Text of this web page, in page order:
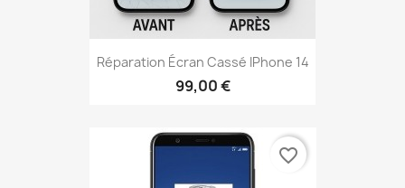
Réparation Écran Cassé IPhone 14
99,00 €
favorite_border